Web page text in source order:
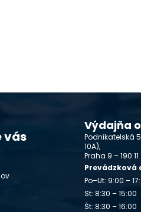
vás
Výdajňa
Podnikatelská
10A),
Praha 9 – 190 11
Prevádzková
Po–Ut: 9:00 –
St: 8:30 – 15:00
Št: 8:30 – 16:00